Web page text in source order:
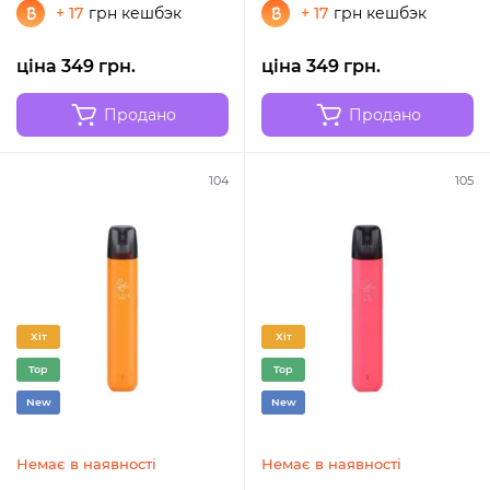
+ 17 грн кешбэк
ціна 349 грн.
Продано
+ 17 грн кешбэк
ціна 349 грн.
Продано
104
Хіт
Top
New
Немає в наявності
105
Хіт
Top
New
Немає в наявності